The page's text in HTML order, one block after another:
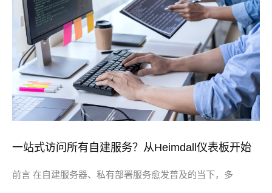
一站式访问所有自建服务？从Heimdall仪表板开始
前言 在自建服务器、私有部署服务愈发普及的当下，多